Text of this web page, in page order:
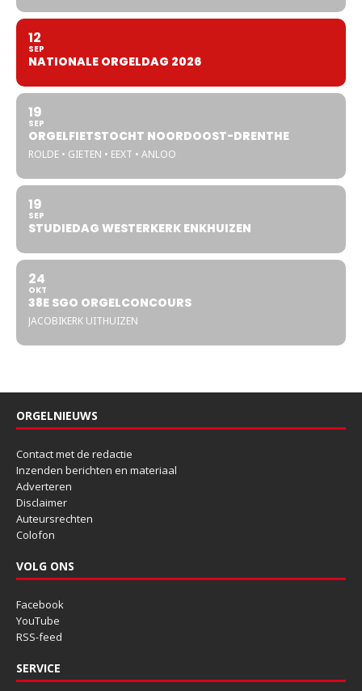
12
SEP
NATIONALE ORGELDAG 2026
19
SEP
ORGELFIETSTOCHT NOORDOOST-DRENTHE
ROLDE • GIETEN • EEXT • ANLOO
19
SEP
STUDIEDAG WESTERKERK ENKHUIZEN
24
OKT
38E SGO ORGELCONCOURS
JACOBIKERK UITHUIZEN
ORGELNIEUWS
Contact met de redactie
Inzenden berichten en materiaal
Adverteren
Disclaimer
Auteursrechten
Colofon
VOLG ONS
Facebook
YouTube
RSS-feed
SERVICE